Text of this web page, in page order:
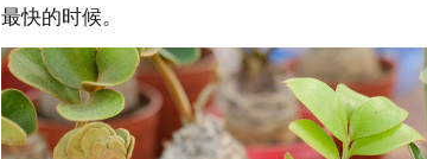
最快的时候。